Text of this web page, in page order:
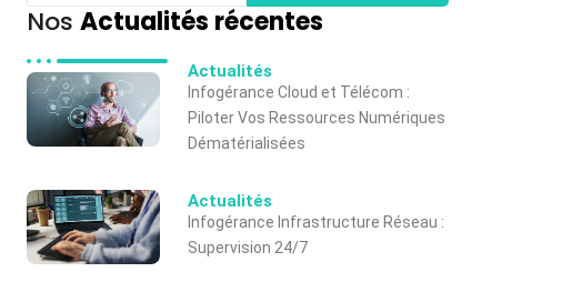
Nos Actualités récentes
Actualités
Infogérance Cloud et Télécom :
Piloter Vos Ressources Numériques
Dématérialisées
Actualités
Infogérance Infrastructure Réseau :
Supervision 24/7